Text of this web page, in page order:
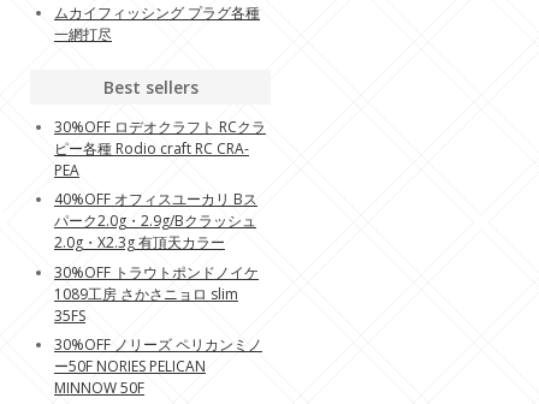
ムカイフィッシング プラグ各種
一網打尽
Best sellers
30%OFF ロデオクラフト RCクラ
ピー各種 Rodio craft RC CRA-
PEA
40%OFF オフィスユーカリ Bス
パーク2.0g・2.9g/Bクラッシュ
2.0g・X2.3g 有頂天カラー
30%OFF トラウトポンドノイケ
1089工房 さかさニョロ slim
35FS
30%OFF ノリーズ ペリカンミノ
ー50F NORIES PELICAN
MINNOW 50F